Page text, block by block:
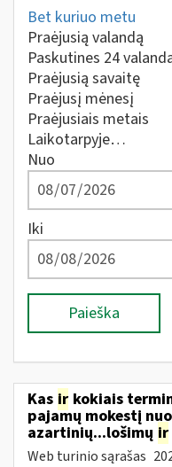
Bet kuriuo metu
Praėjusią valandą
Paskutines 24
Praėjusią savaitę
Praėjusį mėnesį
Praėjusiais metais
Laikotarpyje…
Nuo
Iki
Paieška
Kas ir kokiais
pajamų mokestį
azartinių...lošimų ir
Web turinio sąrašas